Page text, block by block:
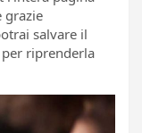
grazie
salvare il
riprenderla